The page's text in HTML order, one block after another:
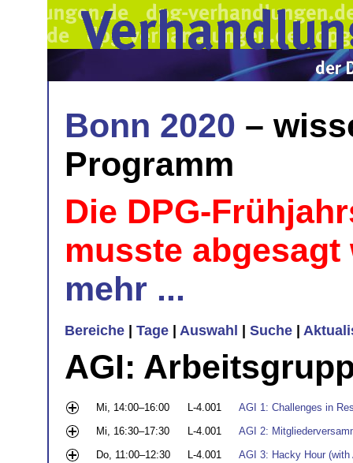
Bonn 2020 –
Programm
Die DPG-
musste
mehr ...
Bereiche | Tage | Auswahl | Suche |
AGI:
Mi, 14:00–16:00 L-4.001
AGI 1: Challenges in
Mi, 16:30–17:30
L-4.001
AGI 2:
Do, 11:00–12:30
L-4.001 AGI 3: Hacky Hour